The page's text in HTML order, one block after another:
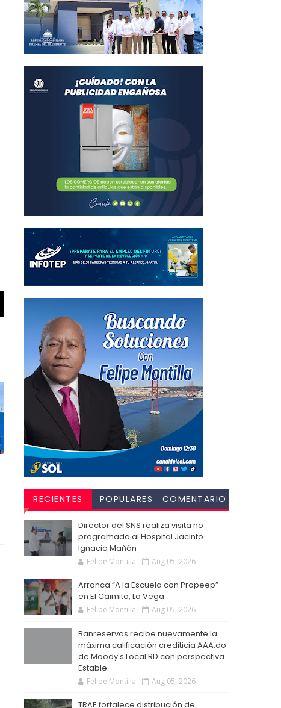
RECIENTES POPULARES
COMENTARIO
Director del SNS realiza visita no
programada al Hospital Jacinto
Ignacio Mañón
Felipe Montilla Aug 05, 2026
Arranca “A la Escuela con Propeep”
en El Caimito, La Vega
Felipe Montilla Aug 05, 2026
Banreservas recibe nuevamente la
máxima calificación crediticia AAA.do
de Moody's Local RD con perspectiva
Estable
Felipe Montilla Aug 05, 2026
TRAE fortalece distribución de